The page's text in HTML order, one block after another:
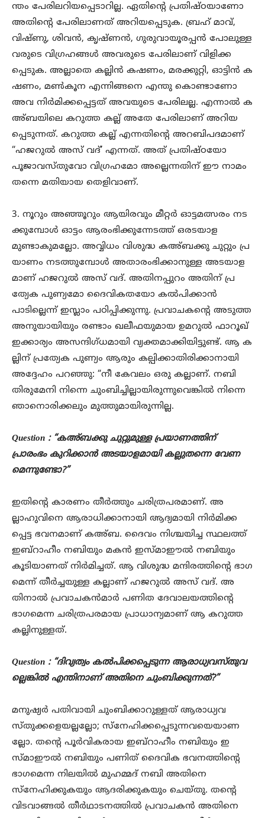
ന്തം പേരിലറിയപ്പെടാറില്ല. ഏതിന്റെ പ്രതിഷ്ഠയാണോ
അതിന്റെ പേരിലാണത് അറിയപ്പെടുക. ബ്രഹ് മാവ്,
വിഷ്ണു, ശിവൻ, കൃഷ്ണൻ, ഗുരുവായൂരപ്പൻ പോലുള്ള
വരുടെ വിഗ്രഹങ്ങൾ അവരുടെ പേരിലാണ് വിളിക്ക
പ്പെടുക. അല്ലാതെ കല്ലിൻ കഷണം, മരക്കുറ്റി, ഓട്ടിൻ ക
ഷണം, മൺകൂന എന്നിങ്ങനെ എന്തു കൊണ്ടാണോ
അവ നിർമിക്കപ്പെട്ടത് അവയുടെ പേരിലല്ല. എന്നാൽ ക
അ്ബയിലെ കറുത്ത കല്ല് അതേ പേരിലാണ് അറിയ
പ്പെടുന്നത്. കറുത്ത കല്ല് എന്നതിന്റെ അറബിപദമാണ്
“ഹജറുൽ അസ് വദ്’ എന്നത്. അത് പ്രതിഷ്ഠയോ
പൂജാവസ്തുവോ വിഗ്രഹമോ അല്ലെന്നതിന് ഈ നാമം
തന്നെ മതിയായ തെളിവാണ്.
3. നൂറും അഞ്ഞൂറും ആയിരവും മീറ്റർ ഓട്ടമത്സരം നട
ക്കുമ്പോൾ ഓട്ടം ആരംഭിക്കുന്നേടത്ത് ഒരടയാള
മുണ്ടാകുമല്ലോ. അവ്വിധം വിശുദ്ധ കഅ്ബക്കു ചുറ്റും പ്ര
യാണം നടത്തുമ്പോൾ അതാരംഭിക്കാനുള്ള അടയാള
മാണ് ഹജറുൽ അസ് വദ്. അതിനപ്പുറം അതിന് പ്ര
ത്യേക പുണ്യമോ ദൈവികതയോ കൽപിക്കാൻ
പാടില്ലെന്ന് ഇസ്ലാം പഠിപ്പിക്കുന്നു. പ്രവാചകന്റെ അടുത്ത
അനുയായിയും രണ്ടാം ഖലീഫയുമായ ഉമറുൽ ഫാറൂഖ്
ഇക്കാര്യം അസന്ദിഗ്ധമായി വ്യക്തമാക്കിയിട്ടുണ്ട്. ആ ക
ല്ലിന് പ്രത്യേക പുണ്യം ആരും കല്പിക്കാതിരിക്കാനായി
അദ്ദേഹം പറഞ്ഞു: “നീ കേവലം ഒരു കല്ലാണ്. നബി
തിരുമേനി നിന്നെ ചുംബിച്ചില്ലായിരുന്നുവെങ്കിൽ നിന്നെ
ഞാനൊരിക്കലും മുത്തുമായിരുന്നില്ല.
Question : “കഅ്ബക്കു ചുറ്റുമുള്ള പ്രയാണത്തിന്
പ്രാരംഭം കുറിക്കാൻ അടയാളമായി കല്ലുതന്നെ വേണ
മെന്നുണ്ടോ?”
ഇതിന്റെ കാരണം തീർത്തും ചരിത്രപരമാണ്. അ
ല്ലാഹുവിനെ ആരാധിക്കാനായി ആദ്യമായി നിർമിക്ക
പ്പെട്ട ഭവനമാണ് കഅ്ബ. ദൈവം നിശ്ചയിച്ച സ്ഥലത്ത്
ഇബ്റാഹീം നബിയും മകൻ ഇസ്മാഈൽ നബിയും
കൂടിയാണത് നിർമിച്ചത്. ആ വിശുദ്ധ മന്ദിരത്തിന്റെ ഭാഗ
മെന്ന് തീർച്ചയുള്ള കല്ലാണ് ഹജറുൽ അസ് വദ്. അ
തിനാൽ പ്രവാചകൻമാർ പണിത ദേവാലയത്തിന്റെ
ഭാഗമെന്ന ചരിത്രപരമായ പ്രാധാന്യമാണ് ആ കറുത്ത
കല്ലിനുള്ളത്.
Question : “ദിവ്യത്വം കൽപിക്കപ്പെടുന്ന ആരാധ്യവസ്തുവ
ല്ലെങ്കിൽ എന്തിനാണ് അതിനെ ചുംബിക്കുന്നത്?”
മനുഷ്യർ പതിവായി ചുംബിക്കാറുള്ളത് ആരാധ്യവ
സ്തുക്കളെയല്ലല്ലോ; സ്നേഹിക്കപ്പെടുന്നവയെയാണ
ല്ലോ. തന്റെ പൂർവികരായ ഇബ്റാഹീം നബിയും ഇ
സ്മാഈൽ നബിയും പണിത് ദൈവിക ഭവനത്തിന്റെ
ഭാഗമെന്ന നിലയിൽ മുഹമ്മദ് നബി അതിനെ
സ്നേഹിക്കുകയും ആദരിക്കുകയും ചെയ്തു. തന്റെ
വിടവാങ്ങൽ തീർഥാടനത്തിൽ പ്രവാചകൻ അതിനെ